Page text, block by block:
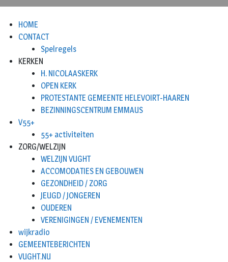
HOME
CONTACT
Spelregels
KERKEN
H. NICOLAASKERK
OPEN KERK
PROTESTANTE GEMEENTE HELEVOIRT-HAAREN
BEZINNINGSCENTRUM EMMAUS
V55+
55+ activiteiten
ZORG/WELZIJN
WELZIJN VUGHT
ACCOMODATIES EN GEBOUWEN
GEZONDHEID / ZORG
JEUGD / JONGEREN
OUDEREN
VERENIGINGEN / EVENEMENTEN
wijkradio
GEMEENTEBERICHTEN
VUGHT.NU